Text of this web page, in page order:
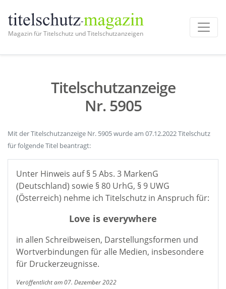
Magazin für Titelschutz und Titelschutzanzeigen
Titelschutzanzeige
Nr. 5905
Mit der Titelschutzanzeige Nr. 5905 wurde am 07.12.2022 Titelschutz
für folgende Titel beantragt:
Unter Hinweis auf § 5 Abs. 3 MarkenG
(Deutschland) sowie § 80 UrhG, § 9 UWG
(Österreich) nehme ich Titelschutz in Anspruch für:
Love is everywhere
in allen Schreibweisen, Darstellungsformen und
Wortverbindungen für alle Medien, insbesondere
für Druckerzeugnisse.
Veröffentlicht am 07. Dezember 2022